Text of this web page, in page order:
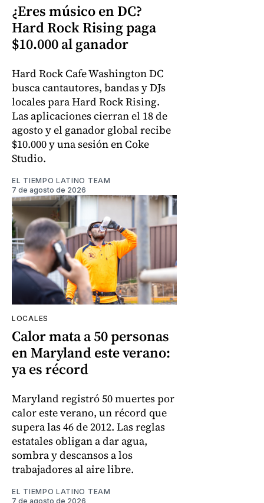
¿Eres músico en DC?
Hard Rock Rising paga
$10.000 al ganador
Hard Rock Cafe Washington DC
busca cantautores, bandas y DJs
locales para Hard Rock Rising.
Las aplicaciones cierran el 18 de
agosto y el ganador global recibe
$10.000 y una sesión en Coke
Studio.
EL TIEMPO LATINO TEAM
7 de agosto de 2026
LOCALES
Calor mata a 50 personas
en Maryland este verano:
ya es récord
Maryland registró 50 muertes por
calor este verano, un récord que
supera las 46 de 2012. Las reglas
estatales obligan a dar agua,
sombra y descansos a los
trabajadores al aire libre.
EL TIEMPO LATINO TEAM
7 de agosto de 2026